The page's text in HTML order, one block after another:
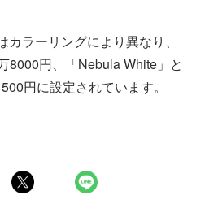
ラーリングにより異なり、
8000円、「Nebula White」と
円に設定されています。